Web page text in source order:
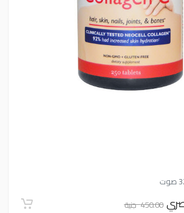
450.00 جنية